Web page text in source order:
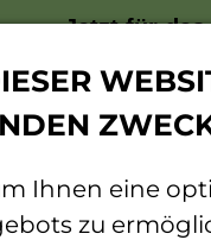
Jetzt für
Ihnen eine
zu